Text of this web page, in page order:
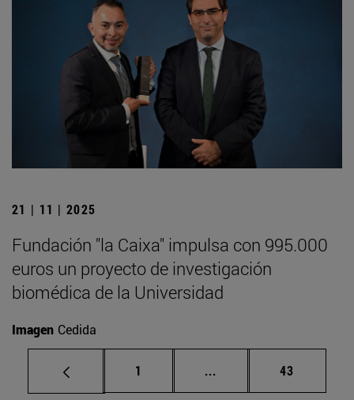
21 | 11 | 2025
Fundación "la Caixa" impulsa con 995.000
euros un proyecto de investigación
biomédica de la Universidad
Imagen Cedida
Página
1 ... Páginas intermedias
Página
43